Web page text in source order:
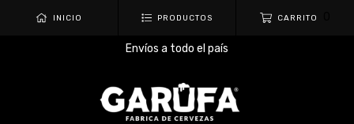
INICIO PRODUCTOS CARRITO
Envíos a todo el país